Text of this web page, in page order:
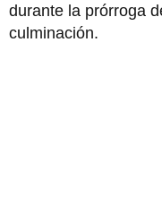
durante la prórroga
culminación.